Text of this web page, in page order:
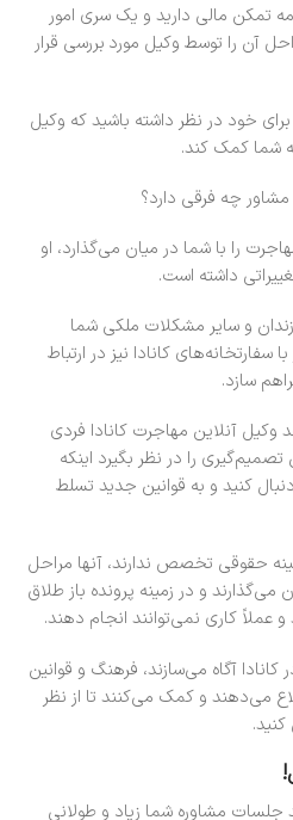
تمکن مالی دارید و یک سری امور
آن را توسط وکیل مورد بررسی قرار
خود در نظر داشته باشید که وکیل
شما کمک کند.
مشاور چه فرقی دارد؟
را با شما در میان می‌گذارد، او
داشته است.
و سایر مشکلات ملکی شما
کانادا نیز در ارتباط
سازد.
آنلاین مهاجرت کانادا فردی
را در نظر بگیرد اینکه
کنید و به قوانین جدید تسلط
حقوقی تخصص ندارند، آنها مراحل
و در زمینه پرونده باز طلاق
عملاً کاری نمی‌توانند انجام دهند.
آگاه می‌سازند، فرهنگ و قوانین
می‌دهند و کمک می‌کنند تا از نظر
جلسات مشاوره شما زیاد و طولانی